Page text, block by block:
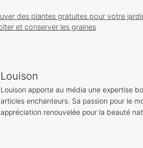
des plantes gratuites pour votre
et conserver les graines
Louison
Louison apporte au média une expertise
articles enchanteurs. Sa passion pour le
appréciation renouvelée pour la beauté